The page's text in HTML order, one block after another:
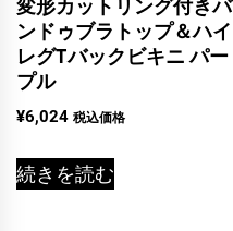
変形カットリング付きバ
ンドゥブラトップ＆ハイ
レグTバックビキニ パー
プル
¥6,024 税込価格
続きを読む